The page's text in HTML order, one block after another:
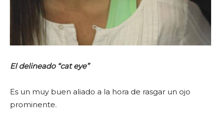
El delineado “cat eye”
Es un muy buen aliado a la hora de rasgar un ojo
prominente.